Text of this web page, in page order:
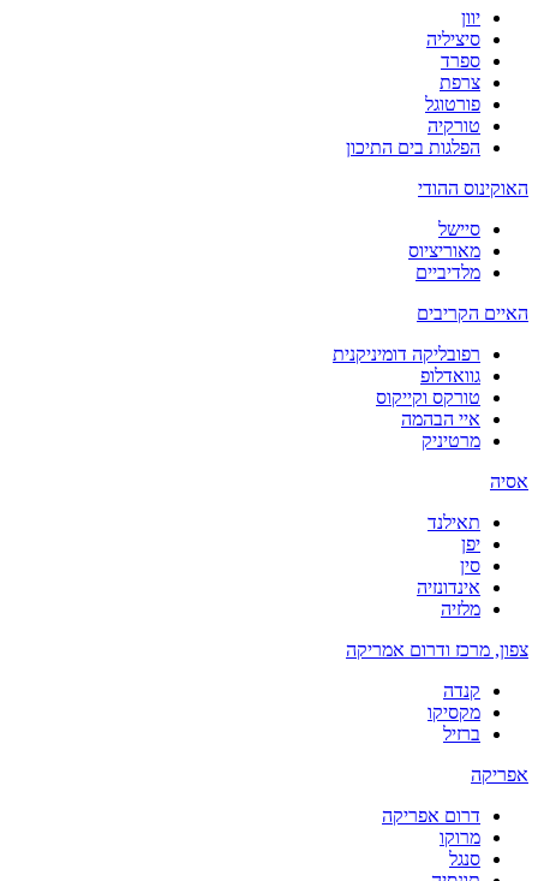
יוון
סיציליה
ספרד
צרפת
פורטוגל
טורקיה
הפלגות בים התיכון
האוקינוס ההודי
סיישל
מאוריציוס
מלדיביים
האיים הקריבים
רפובליקה דומיניקנית
גוואדלופ
טורקס וקייקוס
איי הבהמה
מרטיניק
אסיה
תאילנד
יפן
סין
אינדונזיה
מלזיה
צפון, מרכז ודרום אמריקה
קנדה
מקסיקו
ברזיל
אפריקה
דרום אפריקה
מרוקו
סנגל